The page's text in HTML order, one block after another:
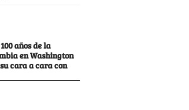
años de la
en Washington
cara a cara con